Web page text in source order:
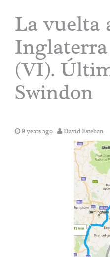
La vuelta
Inglaterra
(VI).
Swindon
9 years ago David Esteban